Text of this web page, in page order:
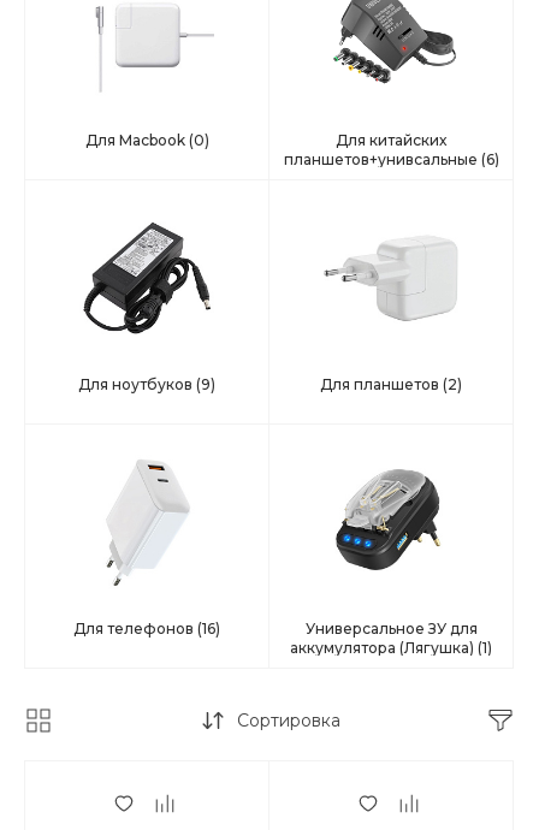
Для Macbook (0)
Для китайских
планшетов+унивсальные (6)
Для ноутбуков (9) Для планшетов (2)
Для телефонов (16)
Универсальное ЗУ для
аккумулятора (Лягушка) (1)
Сортировка